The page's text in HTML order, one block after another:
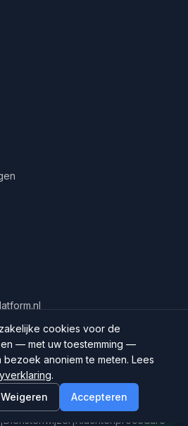
Deventer
Schuldenplatform.nl
|Dienstenwijzer |Klachtenprocedure
cookies voor de
— met uw toestemming —
bezoek anoniem te meten. Lees
.
Weigeren Accepteren